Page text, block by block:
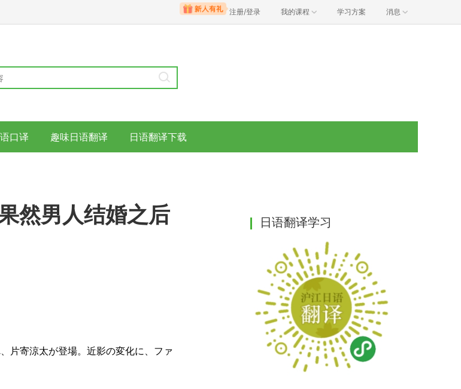
注册/登录 我的课程 学习方案 消息
口译 趣味日语翻译 日语翻译下载
然男人结婚之后
片寄涼太が登場。近影の変化に、ファ
日语翻译学习